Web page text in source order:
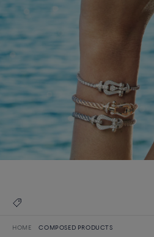
HOME COMPOSED PRODUCTS